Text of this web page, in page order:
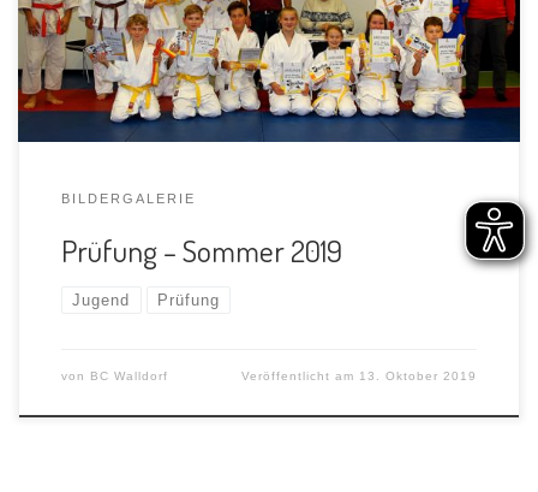
BILDERGALERIE
Prüfung – Sommer 2019
Jugend Prüfung
von BC Walldorf Veröffentlicht am 13. Oktober 2019